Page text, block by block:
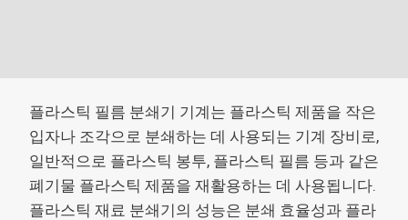
플라스틱 필름 분쇄기 기계는 플라스틱 제품을 작은
입자나 조각으로 분쇄하는 데 사용되는 기계 장비로,
일반적으로 플라스틱 봉투, 플라스틱 필름 등과 같은
폐기물 플라스틱 제품을 재활용하는 데 사용됩니다.
플라스틱 재료 분쇄기의 성능은 분쇄 효율성과 플라